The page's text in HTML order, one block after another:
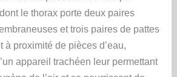
le thorax porte deux paires
et trois paires de pattes
à proximité de pièces d’eau,
appareil trachéen leur permettant